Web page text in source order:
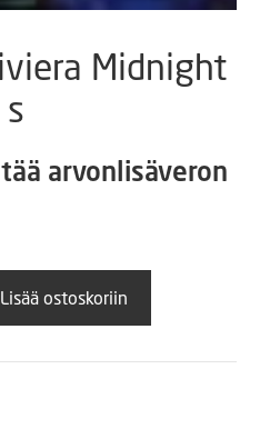
Midnight
arvonlisäveron
Lisää ostoskoriin